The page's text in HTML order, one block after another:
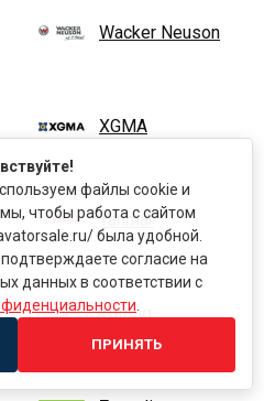
Wacker Neuson
XGMA
Yanmar
Yutong
файлы cookie и
чтобы работа с сайтом
была удобной.
согласие на
данных в соответствии с
ПРИНЯТЬ